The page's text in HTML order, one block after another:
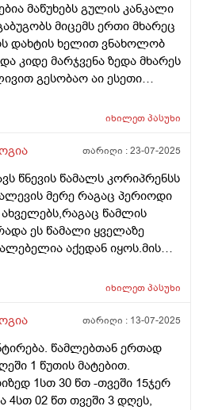
მაწუხებს გულის კანკალი
მიცემს ერთი მხარეც
დახტის ხელით ვნახოლობ
კიდე მარჯვენა ზედა მხარეს
გესობაო აი ესეთი
და უფრო მიღმავდება გულს
3 4 თვის წინ და ეხა ვშიშობ
ემოცია ფონზე ექიმის
მომცეთ ექიმთან ჯერ
იხილეთპასუხი
თარიღი :23-07-2025
წნევის წამალს კორიპრენსს
მერე რაგაც პერიოდი
წამლის
ეს წამალი ყველაზე
აქედან იყოს.მის
იხილეთპასუხი
თარიღი : 13-07-2025
წამლებთან ერთად
1 წუთის მატებით.
1სთ 30 წთ -თვეში 15ჯერ
4სთ 02 წთ თვეში 3 დღეს,